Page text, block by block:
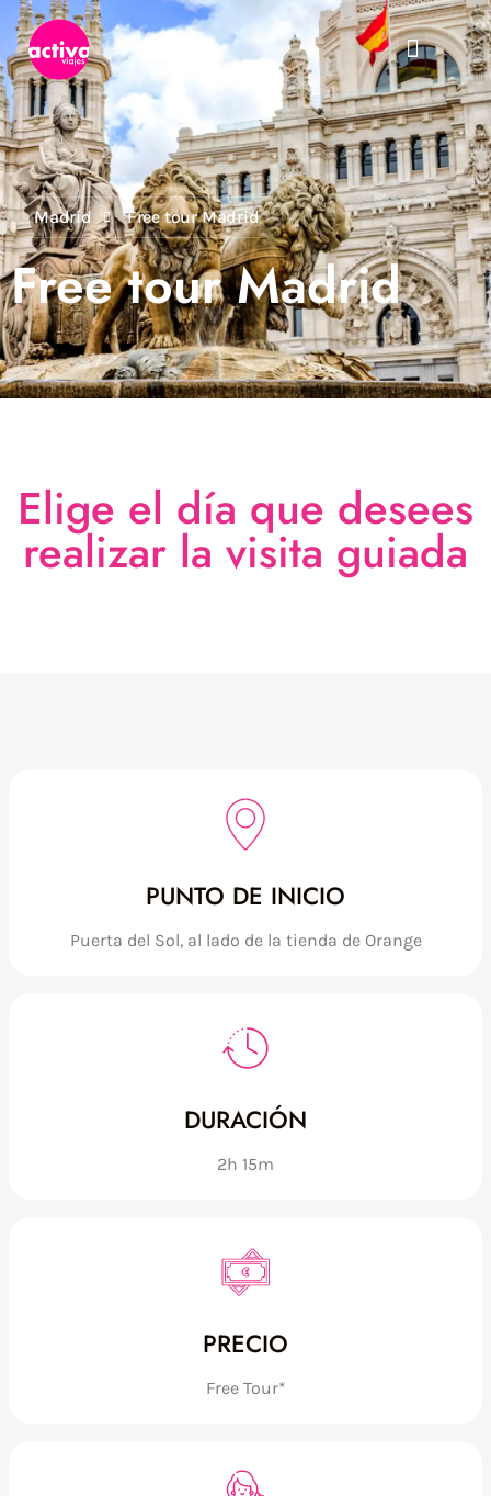
Madrid Free tour Madrid
Free tour Madrid
Elige el día que desees
realizar la visita guiada
PUNTO DE INICIO
Puerta del Sol, al lado de la tienda de Orange
DURACIÓN
2h 15m
PRECIO
Free Tour*